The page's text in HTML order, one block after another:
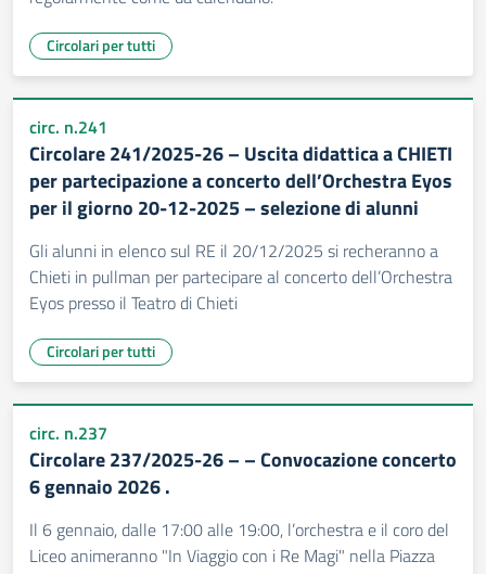
Circolari per tutti
circ. n.241
Circolare 241/2025-26 – Uscita didattica a CHIETI
per partecipazione a concerto dell’Orchestra Eyos
per il giorno 20-12-2025 – selezione di alunni
Gli alunni in elenco sul RE il 20/12/2025 si recheranno a
Chieti in pullman per partecipare al concerto dell’Orchestra
Eyos presso il Teatro di Chieti
Circolari per tutti
circ. n.237
Circolare 237/2025-26 – – Convocazione concerto
6 gennaio 2026 .
Il 6 gennaio, dalle 17:00 alle 19:00, l’orchestra e il coro del
Liceo animeranno "In Viaggio con i Re Magi" nella Piazza